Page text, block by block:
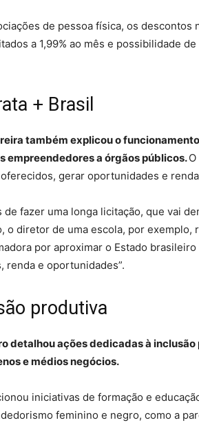
de pessoa física, os descontos
a 1,99% ao mês e possibilidade
+ Brasil
também explicou o
empreendedores a órgãos públicos.
gerar oportunidades e
de fazer uma longa licitação, que vai
o diretor de uma escola, por exemplo,
por aproximar o Estado
renda e oportunidades”.
produtiva
detalhou ações dedicadas à
e médios negócios.
iniciativas de formação e
feminino e negro, como a